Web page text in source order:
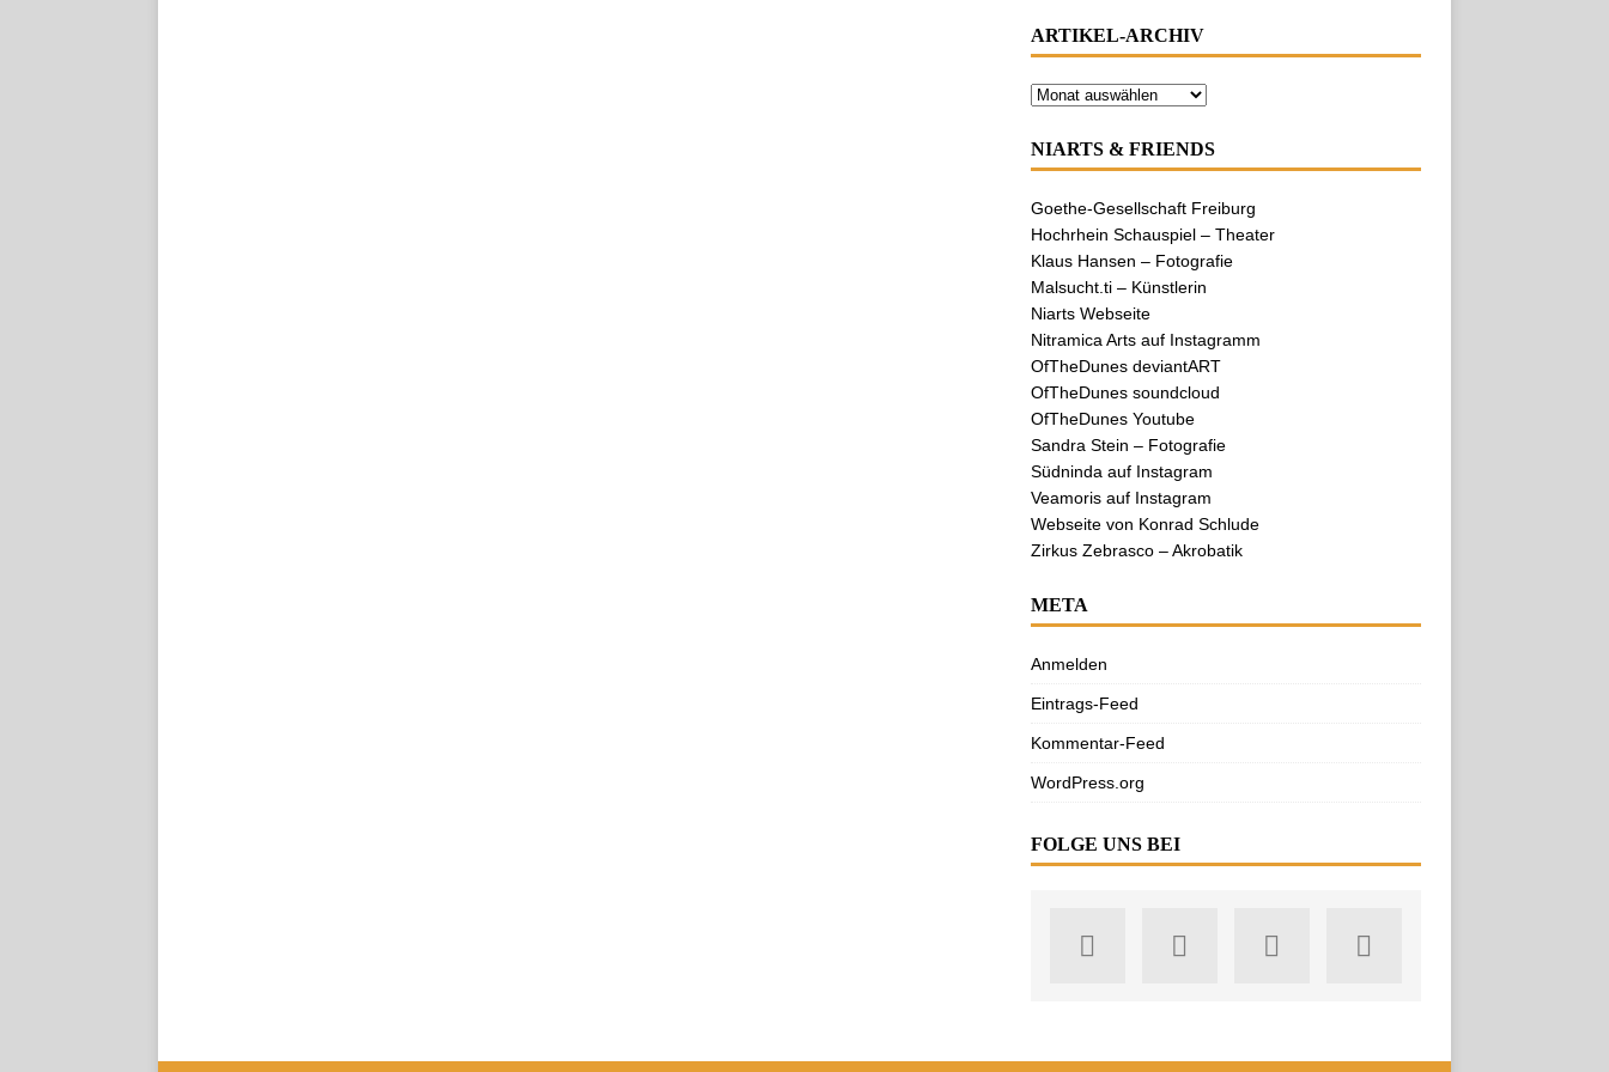
ARTIKEL-ARCHIV
NIARTS & FRIENDS
Goethe-Gesellschaft Freiburg
Hochrhein Schauspiel – Theater
Klaus Hansen – Fotografie
Malsucht.ti – Künstlerin
Niarts Webseite
Nitramica Arts auf Instagramm
OfTheDunes deviantART
OfTheDunes soundcloud
OfTheDunes Youtube
Sandra Stein – Fotografie
Südninda auf Instagram
Veamoris auf Instagram
Webseite von Konrad Schlude
Zirkus Zebrasco – Akrobatik
META
Anmelden
Eintrags-Feed
Kommentar-Feed
WordPress.org
FOLGE UNS BEI